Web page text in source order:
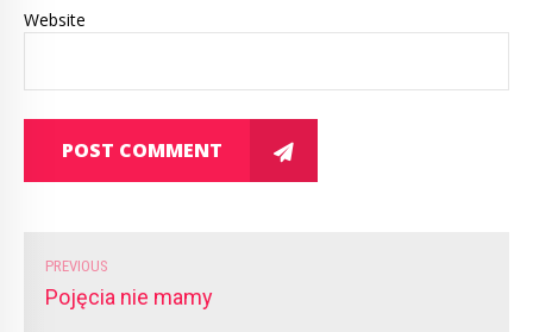
Website
POST COMMENT
PREVIOUS
Pojęcia nie mamy